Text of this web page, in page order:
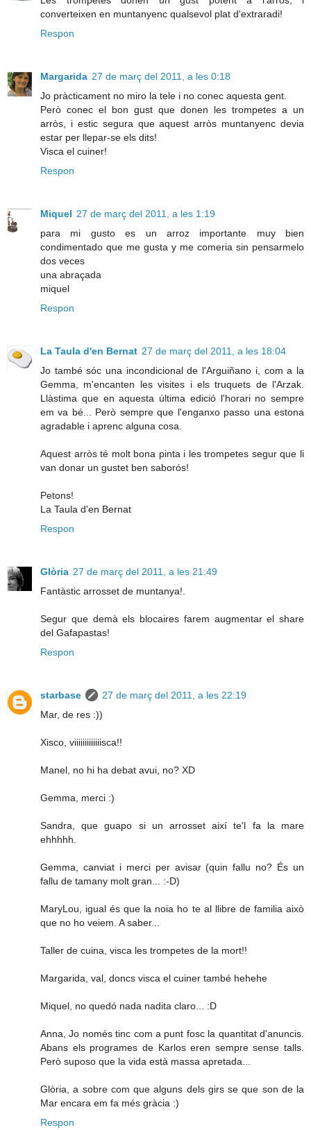
converteixen en muntanyenc qualsevol plat d'extraradi!
Respon
Margarida 27 de març del 2011, a les 0:18
Jo pràcticament no miro la tele i no conec aquesta gent.
Però conec el bon gust que donen les trompetes a un
arròs, i estic segura que aquest arròs muntanyenc devia
estar per llepar-se els dits!
Visca el cuiner!
Respon
Miquel 27 de març del 2011, a les 1:19
para mi gusto es un arroz importante muy bien
condimentado que me gusta y me comeria sin pensarmelo
dos veces
una abraçada
miquel
Respon
La Taula d'en Bernat 27 de març del 2011, a les 18:04
Jo també sóc una incondicional de l'Arguiñano i, com a la
Gemma, m'encanten les visites i els truquets de l'Arzak.
Llàstima que en aquesta última edició l'horari no sempre
em va bé... Però sempre que l'enganxo passo una estona
agradable i aprenc alguna cosa.
Aquest arròs té molt bona pinta i les trompetes segur que li
van donar un gustet ben saborós!
Petons!
La Taula d'en Bernat
Respon
Glòria 27 de març del 2011, a les 21:49
Fantàstic arrosset de muntanya!.
Segur que demà els blocaires farem augmentar el share
del Gafapastas!
Respon
starbase
27 de març del 2011, a les 22:19
Mar, de res :))
Xisco, viiiiiiiiiiiiisca!!
Manel, no hi ha debat avui, no? XD
Gemma, merci :)
Sandra, que guapo si un arrosset així te'l fa la mare
ehhhhh.
Gemma, canviat i merci per avisar (quin fallu no? És un
fallu de tamany molt gran... :-D)
MaryLou, igual és que la noia ho te al llibre de familia això
que no ho veiem. A saber...
Taller de cuina, visca les trompetes de la mort!!
Margarida, val, doncs visca el cuiner també hehehe
Miquel, no quedó nada nadita claro... :D
Anna, Jo només tinc com a punt fosc la quantitat d'anuncis.
Abans els programes de Karlos eren sempre sense talls.
Però suposo que la vida està massa apretada...
Glòria, a sobre com que alguns dels girs se que son de la
Mar encara em fa més gràcia :)
Respon